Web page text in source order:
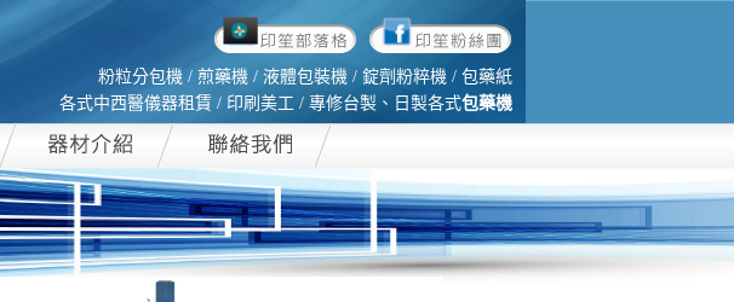
粉粒分包機 / 煎藥機 / 液體包裝機 / 錠劑粉粹機 / 包藥紙
各式中西醫儀器租賃 / 印刷美工 / 專修台製、日製各式包藥機